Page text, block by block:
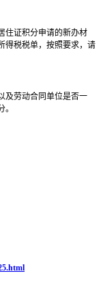
住证积分申请的新办材
得税税单，按照要求，请
及劳动合同单位是否一